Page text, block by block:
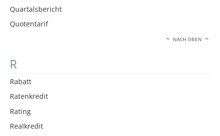
Quartalsbericht
Quotentarif
NACH OBEN
R
Rabatt
Ratenkredit
Rating
Realkredit